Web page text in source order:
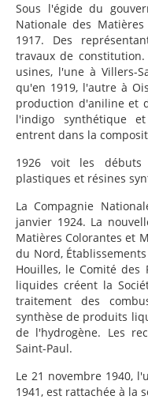
Sous l'égide du
Nationale des
1917. Des
travaux de
usines, l'une à Villers-
qu'en 1919, l'autre à
production d'aniline et
l'indigo synthétique
entrent dans la
1926 voit les
plastiques et résines
La Compagnie
janvier 1924. La
Matières Colorantes et
du Nord,
Houilles, le Comité des
liquides créent la
traitement des
synthèse de produits
de l'hydrogène. Les
Saint-Paul.
Le 21 novembre 1940,
1941, est rattachée à la